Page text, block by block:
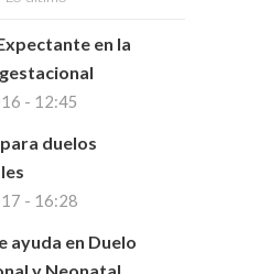
en la
- 12:45
duelos
- 16:28
ayuda en Duelo